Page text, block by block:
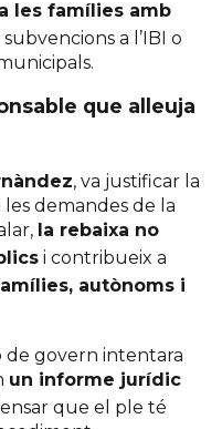
les famílies amb
a l’IBI o
que alleuja
, va justificar la
demandes de la
la rebaixa no
i contribueix a
autònoms i
de govern intentara
un informe jurídic
que el ple té